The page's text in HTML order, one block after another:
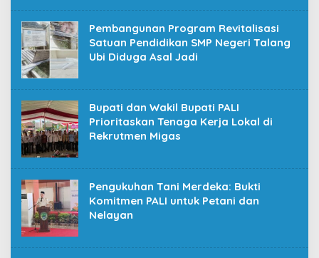
Pembangunan Program Revitalisasi
Satuan Pendidikan SMP Negeri Talang
Ubi Diduga Asal Jadi
Bupati dan Wakil Bupati PALI
Prioritaskan Tenaga Kerja Lokal di
Rekrutmen Migas
Pengukuhan Tani Merdeka: Bukti
Komitmen PALI untuk Petani dan
Nelayan